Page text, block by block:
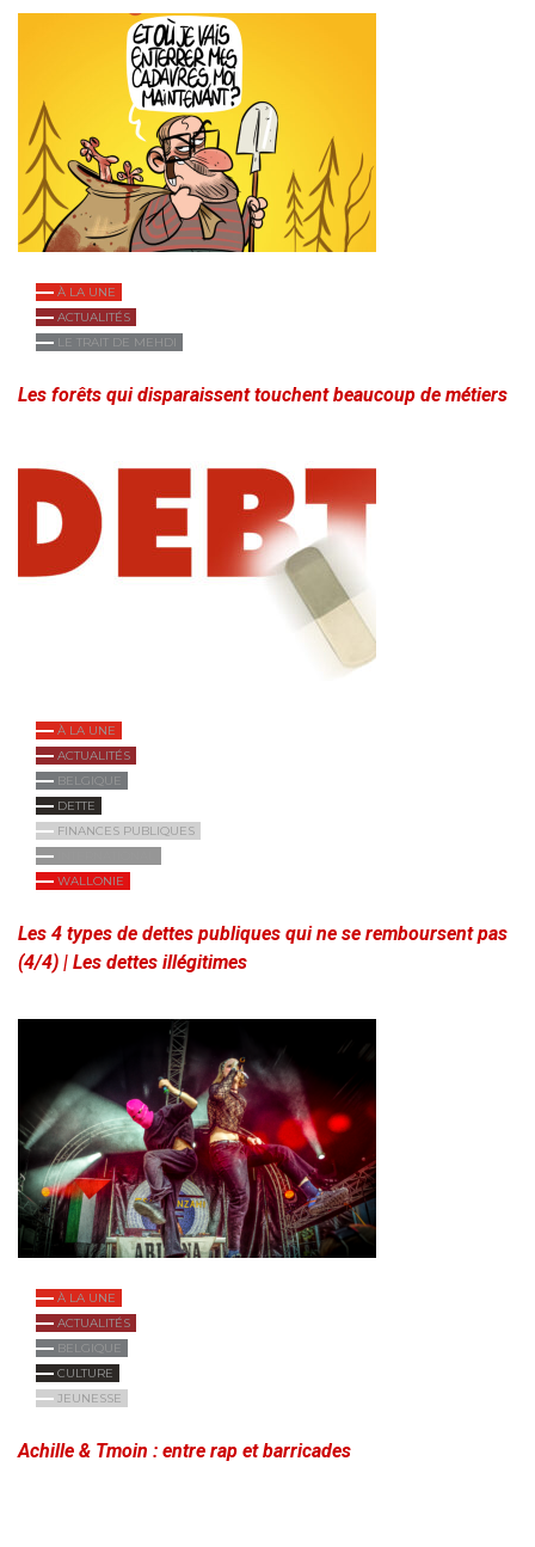
À LA UNE
ACTUALITÉS
LE TRAIT DE MEHDI
Les forêts qui disparaissent touchent beaucoup de métiers
À LA UNE
ACTUALITÉS
BELGIQUE
DETTE
FINANCES PUBLIQUES
WALLONIE
Les 4 types de dettes publiques qui ne se remboursent pas
(4/4) | Les dettes illégitimes
À LA UNE
ACTUALITÉS
BELGIQUE
CULTURE
JEUNESSE
Achille & Tmoin : entre rap et barricades